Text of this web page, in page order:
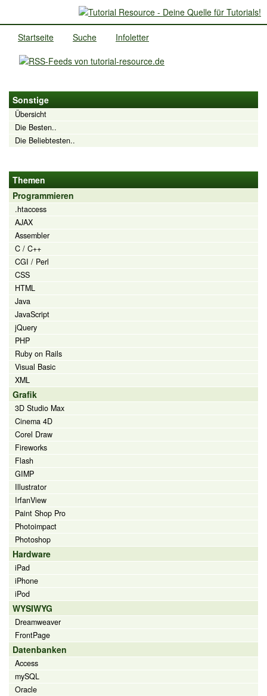
Startseite Suche Infoletter
Sonstige
Übersicht
Die Besten..
Die Beliebtesten..
Themen
Programmieren
.htaccess
AJAX
Assembler
C / C++
CGI / Perl
CSS
HTML
Java
JavaScript
jQuery
PHP
Ruby on Rails
Visual Basic
XML
Grafik
3D Studio Max
Cinema 4D
Corel Draw
Fireworks
Flash
GIMP
Illustrator
IrfanView
Paint Shop Pro
Photoimpact
Photoshop
Hardware
iPad
iPhone
iPod
WYSIWYG
Dreamweaver
FrontPage
Datenbanken
Access
mySQL
Oracle